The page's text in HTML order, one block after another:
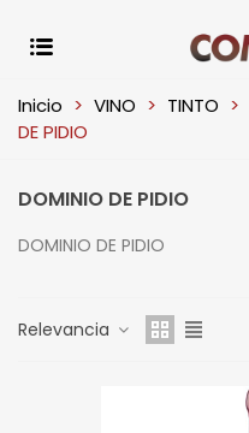
Inicio > VINO > TINTO >
DE PIDIO
DOMINIO DE PIDIO
DOMINIO DE PIDIO
Relevancia